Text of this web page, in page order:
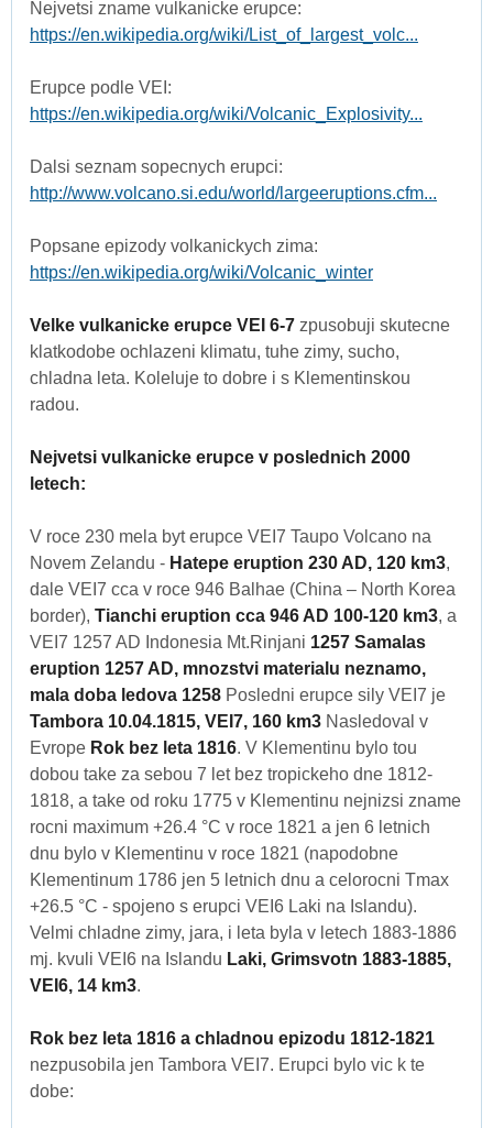
Nejvetsi zname vulkanicke erupce:
https://en.wikipedia.org/wiki/List_of_largest_volc...
Erupce podle VEI:
https://en.wikipedia.org/wiki/Volcanic_Explosivity...
Dalsi seznam sopecnych erupci:
http://www.volcano.si.edu/world/largeeruptions.cfm...
Popsane epizody volkanickych zima:
https://en.wikipedia.org/wiki/Volcanic_winter
Velke vulkanicke erupce VEI 6-7 zpusobuji skutecne
klatkodobe ochlazeni klimatu, tuhe zimy, sucho,
chladna leta. Koleluje to dobre i s Klementinskou
radou.
Nejvetsi vulkanicke erupce v poslednich 2000
letech:
V roce 230 mela byt erupce VEI7 Taupo Volcano na
Novem Zelandu - Hatepe eruption 230 AD, 120 km3,
dale VEI7 cca v roce 946 Balhae (China – North Korea
border), Tianchi eruption cca 946 AD 100-120 km3, a
VEI7 1257 AD Indonesia Mt.Rinjani 1257 Samalas
eruption 1257 AD, mnozstvi materialu neznamo,
mala doba ledova 1258 Posledni erupce sily VEI7 je
Tambora 10.04.1815, VEI7, 160 km3 Nasledoval v
Evrope Rok bez leta 1816. V Klementinu bylo tou
dobou take za sebou 7 let bez tropickeho dne 1812-
1818, a take od roku 1775 v Klementinu nejnizsi zname
rocni maximum +26.4 °C v roce 1821 a jen 6 letnich
dnu bylo v Klementinu v roce 1821 (napodobne
Klementinum 1786 jen 5 letnich dnu a celorocni Tmax
+26.5 °C - spojeno s erupci VEI6 Laki na Islandu).
Velmi chladne zimy, jara, i leta byla v letech 1883-1886
mj. kvuli VEI6 na Islandu Laki, Grimsvotn 1883-1885,
VEI6, 14 km3.
Rok bez leta 1816 a chladnou epizodu 1812-1821
nezpusobila jen Tambora VEI7. Erupci bylo vic k te
dobe: